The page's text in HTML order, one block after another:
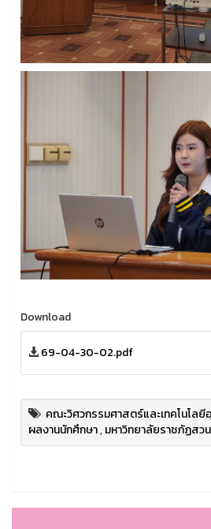
Download
69-04-30-02.pdf
คณะวิศวกรรมศาสตร์และเทคโนโล
ผลงานนักศึกษา,มหาวิทยาลัยราชภัฏสว